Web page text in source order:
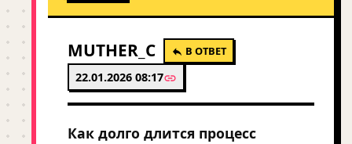
MUTHER_C В ОТВЕТ
22.01.2026 08:17
Как долго длится процесс